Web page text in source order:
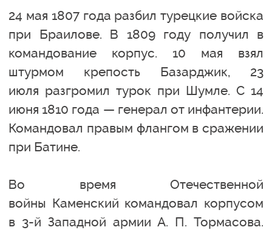
24 мая 1807 года разбил турецкие войска
при Браилове. В 1809 году получил в
командование корпус. 10 мая взял
штурмом крепость Базарджик, 23
июля разгромил турок при Шумле. С 14
июня 1810 года — генерал от инфантерии.
Командовал правым флангом в сражении
при Батине.
Во время Отечественной
войны Каменский командовал корпусом
в 3-й Западной армии А. П. Тормасова.